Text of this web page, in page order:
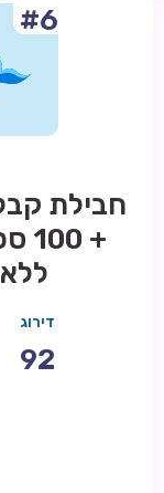
#6
דירוג
92